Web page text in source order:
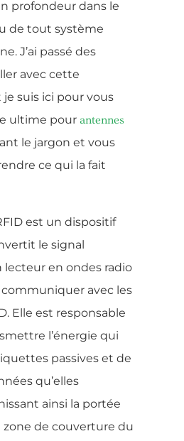
profondeur dans le
de tout système
J’ai passé des
avec cette
suis ici pour vous
ultime pour antennes
le jargon et vous
ce qui la fait
est un dispositif
le signal
lecteur en ondes radio
avec les
Elle est responsable
l’énergie qui
passives et de
qu’elles
ainsi la portée
de couverture du